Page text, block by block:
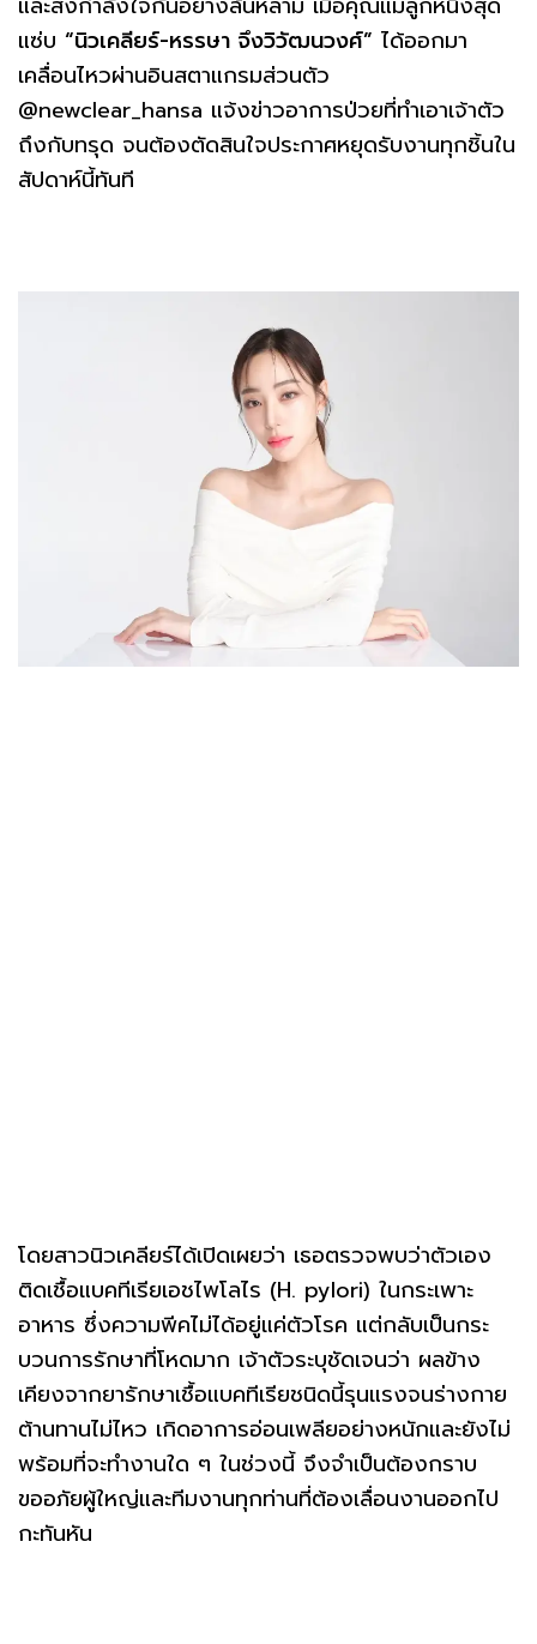
แซ่บ “นิวเคลียร์-หรรษา จึงวิวัฒนวงศ์” ได้ออกมา
เคลื่อนไหวผ่านอินสตาแกรมส่วนตัว
@newclear_hansa แจ้งข่าวอาการป่วยที่ทำเอาเจ้าตัว
ถึงกับทรุด จนต้องตัดสินใจประกาศหยุดรับงานทุกชิ้นใน
สัปดาห์นี้ทันที
โดยสาวนิวเคลียร์ได้เปิดเผยว่า เธอตรวจพบว่าตัวเอง
ติดเชื้อแบคทีเรียเอชไพโลไร (H. pylori) ในกระเพาะ
อาหาร ซึ่งความพีคไม่ได้อยู่แค่ตัวโรค แต่กลับเป็นกระ
บวนการรักษาที่โหดมาก เจ้าตัวระบุชัดเจนว่า ผลข้าง
เคียงจากยารักษาเชื้อแบคทีเรียชนิดนี้รุนแรงจนร่างกาย
ต้านทานไม่ไหว เกิดอาการอ่อนเพลียอย่างหนักและยังไม่
พร้อมที่จะทำงานใด ๆ ในช่วงนี้ จึงจำเป็นต้องกราบ
ขออภัยผู้ใหญ่และทีมงานทุกท่านที่ต้องเลื่อนงานออกไป
กะทันหัน